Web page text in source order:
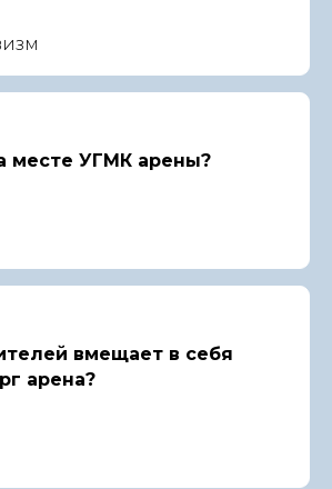
месте УГМК арены?
вмещает в себя
арена?